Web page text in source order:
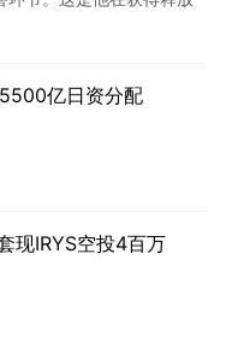
亿日资分配
现IRYS空投4百万